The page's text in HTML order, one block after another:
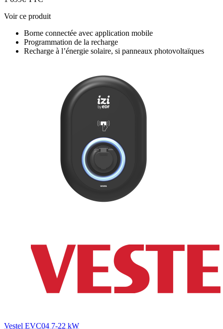
Voir ce produit
Borne connectée avec application mobile
Programmation de la recharge
Recharge à l’énergie solaire, si panneaux photovoltaïques
Vestel EVC04 7-22 kW